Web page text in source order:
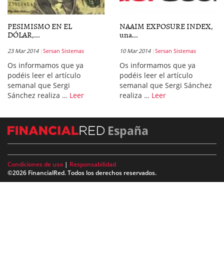
PESIMISMO EN EL
DÓLAR,...
23 Mar 2014 Sersan Sistemas
Os informamos que ya
podéis leer el artículo
semanal que Sergi
Sánchez realiza … Leer
NAAIM EXPOSURE INDEX,
una...
10 Mar 2014 Sersan Sistemas
Os informamos que ya
podéis leer el artículo
semanal que Sergi Sánchez
realiza … Leer
España
Condiciones de uso | Responsabilidad
©2026 FinancialRed. Todos los derechos reservados.